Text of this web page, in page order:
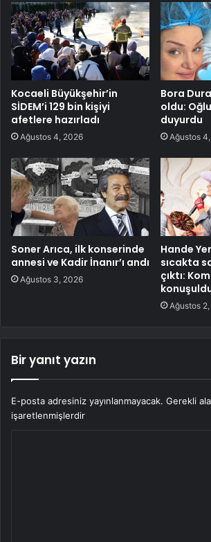
Kocaeli Büyükşehir’in
SİDEM’i 129 bin kişiyi
afetlere hazırladı
Ağustos 4, 2026
Bora
oldu:
duyurdu
Ağustos
Soner Arıca, ilk konserinde
annesi ve Kadir İnanır’ı andı
Ağustos 3, 2026
Hande
sıcakta
çıktı:
Ağustos
Bir yanıt yazın
E-posta adresiniz yayınlanmayacak. Gerekli
işaretlenmişlerdir